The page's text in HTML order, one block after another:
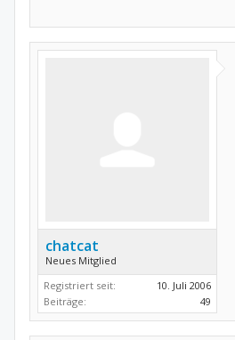
chatcat
Neues Mitglied
Registriert seit:
10. Juli 2006
Beiträge:
49